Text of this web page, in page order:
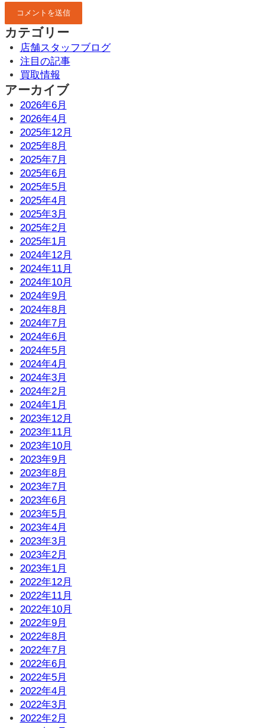
カテゴリー
店舗スタッフブログ
注目の記事
買取情報
アーカイブ
2026年6月
2026年4月
2025年12月
2025年8月
2025年7月
2025年6月
2025年5月
2025年4月
2025年3月
2025年2月
2025年1月
2024年12月
2024年11月
2024年10月
2024年9月
2024年8月
2024年7月
2024年6月
2024年5月
2024年4月
2024年3月
2024年2月
2024年1月
2023年12月
2023年11月
2023年10月
2023年9月
2023年8月
2023年7月
2023年6月
2023年5月
2023年4月
2023年3月
2023年2月
2023年1月
2022年12月
2022年11月
2022年10月
2022年9月
2022年8月
2022年7月
2022年6月
2022年5月
2022年4月
2022年3月
2022年2月